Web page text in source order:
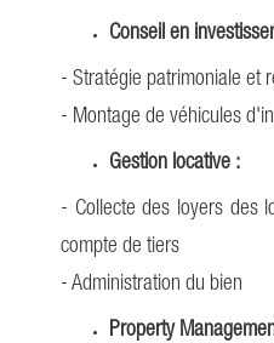
Conseil en
- Stratégie patrimoniale et
- Montage de véhicules
Gestion locative :
- Collecte des loyers des
compte de tiers
- Administration du bien
Property